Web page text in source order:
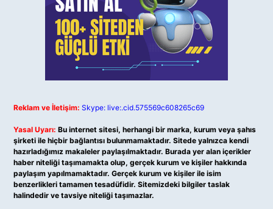
Reklam ve İletişim: Skype: live:.cid.575569c608265c69
Yasal Uyarı: Bu internet sitesi, herhangi bir marka, kurum veya şahıs
şirketi ile hiçbir bağlantısı bulunmamaktadır. Sitede yalnızca kendi
hazırladığımız makaleler paylaşılmaktadır. Burada yer alan içerikler
haber niteliği taşımamakta olup, gerçek kurum ve kişiler hakkında
paylaşım yapılmamaktadır. Gerçek kurum ve kişiler ile isim
benzerlikleri tamamen tesadüfidir. Sitemizdeki bilgiler taslak
halindedir ve tavsiye niteliği taşımazlar.